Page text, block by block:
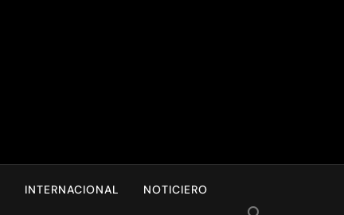
INTERNACIONAL NOTICIERO